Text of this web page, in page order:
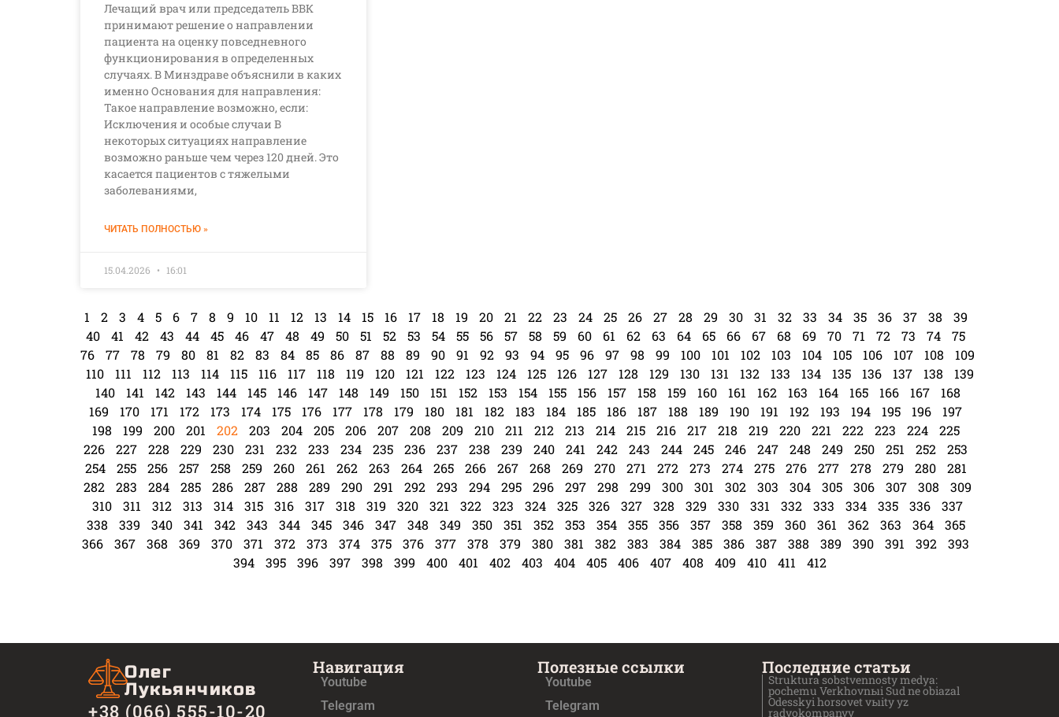
Лечащий врач или председатель ВВК
принимают решение о направлении
пациента на оценку повседневного
функционирования в определенных
случаях. В Минздраве объяснили в каких
именно Основания для направления:
Такое направление возможно, если:
Исключения и особые случаи В
некоторых ситуациях направление
возможно раньше чем через 120 дней. Это
касается пациентов с тяжелыми
заболеваниями,
ЧИТАТЬ ПОЛНОСТЬЮ »
15.04.2026 16:01
1 2 3 4 5 6 7 8 9 10 11 12 13 14 15 16 17 18 19 20 21 22 23 24 25 26 27 28 29 30 31 32 33 34 35 36 37 38
39
40
41 42 43 44 45 46 47 48 49 50 51 52 53 54 55 56 57 58 59 60 61 62 63 64 65 66 67 68 69 70 71 72 73 74
75
76
77 78 79 80 81 82 83 84 85 86 87 88 89 90 91 92 93 94 95 96 97 98 99 100 101 102 103 104 105 106 107 108
109
110
111 112 113 114 115 116 117 118 119 120 121 122 123 124 125 126 127 128 129 130 131 132 133 134 135 136 137 138
139
140
141 142 143 144 145 146 147 148 149 150 151 152 153 154 155 156 157 158 159 160 161 162 163 164 165 166 167
168
169
170 171 172 173 174 175 176 177 178 179 180 181 182 183 184 185 186 187 188 189 190 191 192 193 194 195 196
197
198
199 200 201 202 203 204 205 206 207 208 209 210 211 212 213 214 215 216 217 218 219 220 221 222 223 224
225
226
227 228 229 230 231 232 233 234 235 236 237 238 239 240 241 242 243 244 245 246 247 248 249 250 251 252
253
254
255 256 257 258 259 260 261 262 263 264 265 266 267 268 269 270 271 272 273 274 275 276 277 278 279 280
281
282
283 284 285 286 287 288 289 290 291 292 293 294 295 296 297 298 299 300 301 302 303 304 305 306 307 308
309
310
311 312 313 314 315 316 317 318 319 320 321 322 323 324 325 326 327 328 329 330 331 332 333 334 335 336
337
338
339 340 341 342 343 344 345 346 347 348 349 350 351 352 353 354 355 356 357 358 359 360 361 362 363 364
365
366
367 368 369 370 371 372 373 374 375 376 377 378 379 380 381 382 383 384 385 386 387 388 389 390 391 392
393
394
395 396 397 398 399 400 401 402 403 404 405 406 407 408 409 410 411 412
Олег
Лукьянчиков
+38 (066) 555-10-20
Навигация
Youtube
Telegram
Полезные ссылки
Youtube
Telegram
Последние статьи
Struktura sobstvennosty medya:
pochemu Verkhovnыi Sud ne obiazal
Odesskyi horsovet vыity yz
radyokompanyy